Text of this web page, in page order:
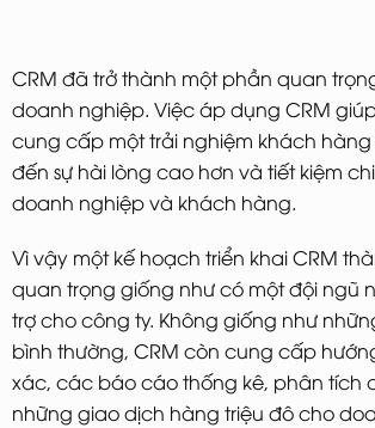
CRM đã trở thành một phần quan
doanh nghiệp. Việc áp dụng CRM
cung cấp một trải nghiệm khách
đến sự hài lòng cao hơn và tiết kiệm
doanh nghiệp và khách hàng.
Vì vậy một kế hoạch triển khai CRM
quan trọng giống như có một đội ngũ
trợ cho công ty. Không giống như
bình thường, CRM còn cung cấp
xác, các báo cáo thống kê, phân tích
những giao dịch hàng triệu đô cho